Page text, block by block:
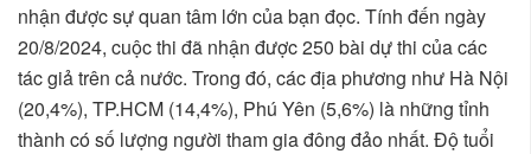
nhận được sự quan tâm lớn của bạn đọc. Tính đến ngày
20/8/2024, cuộc thi đã nhận được 250 bài dự thi của các
tác giả trên cả nước. Trong đó, các địa phương như Hà Nội
(20,4%), TP.HCM (14,4%), Phú Yên (5,6%) là những tỉnh
thành có số lượng người tham gia đông đảo nhất. Độ tuổi